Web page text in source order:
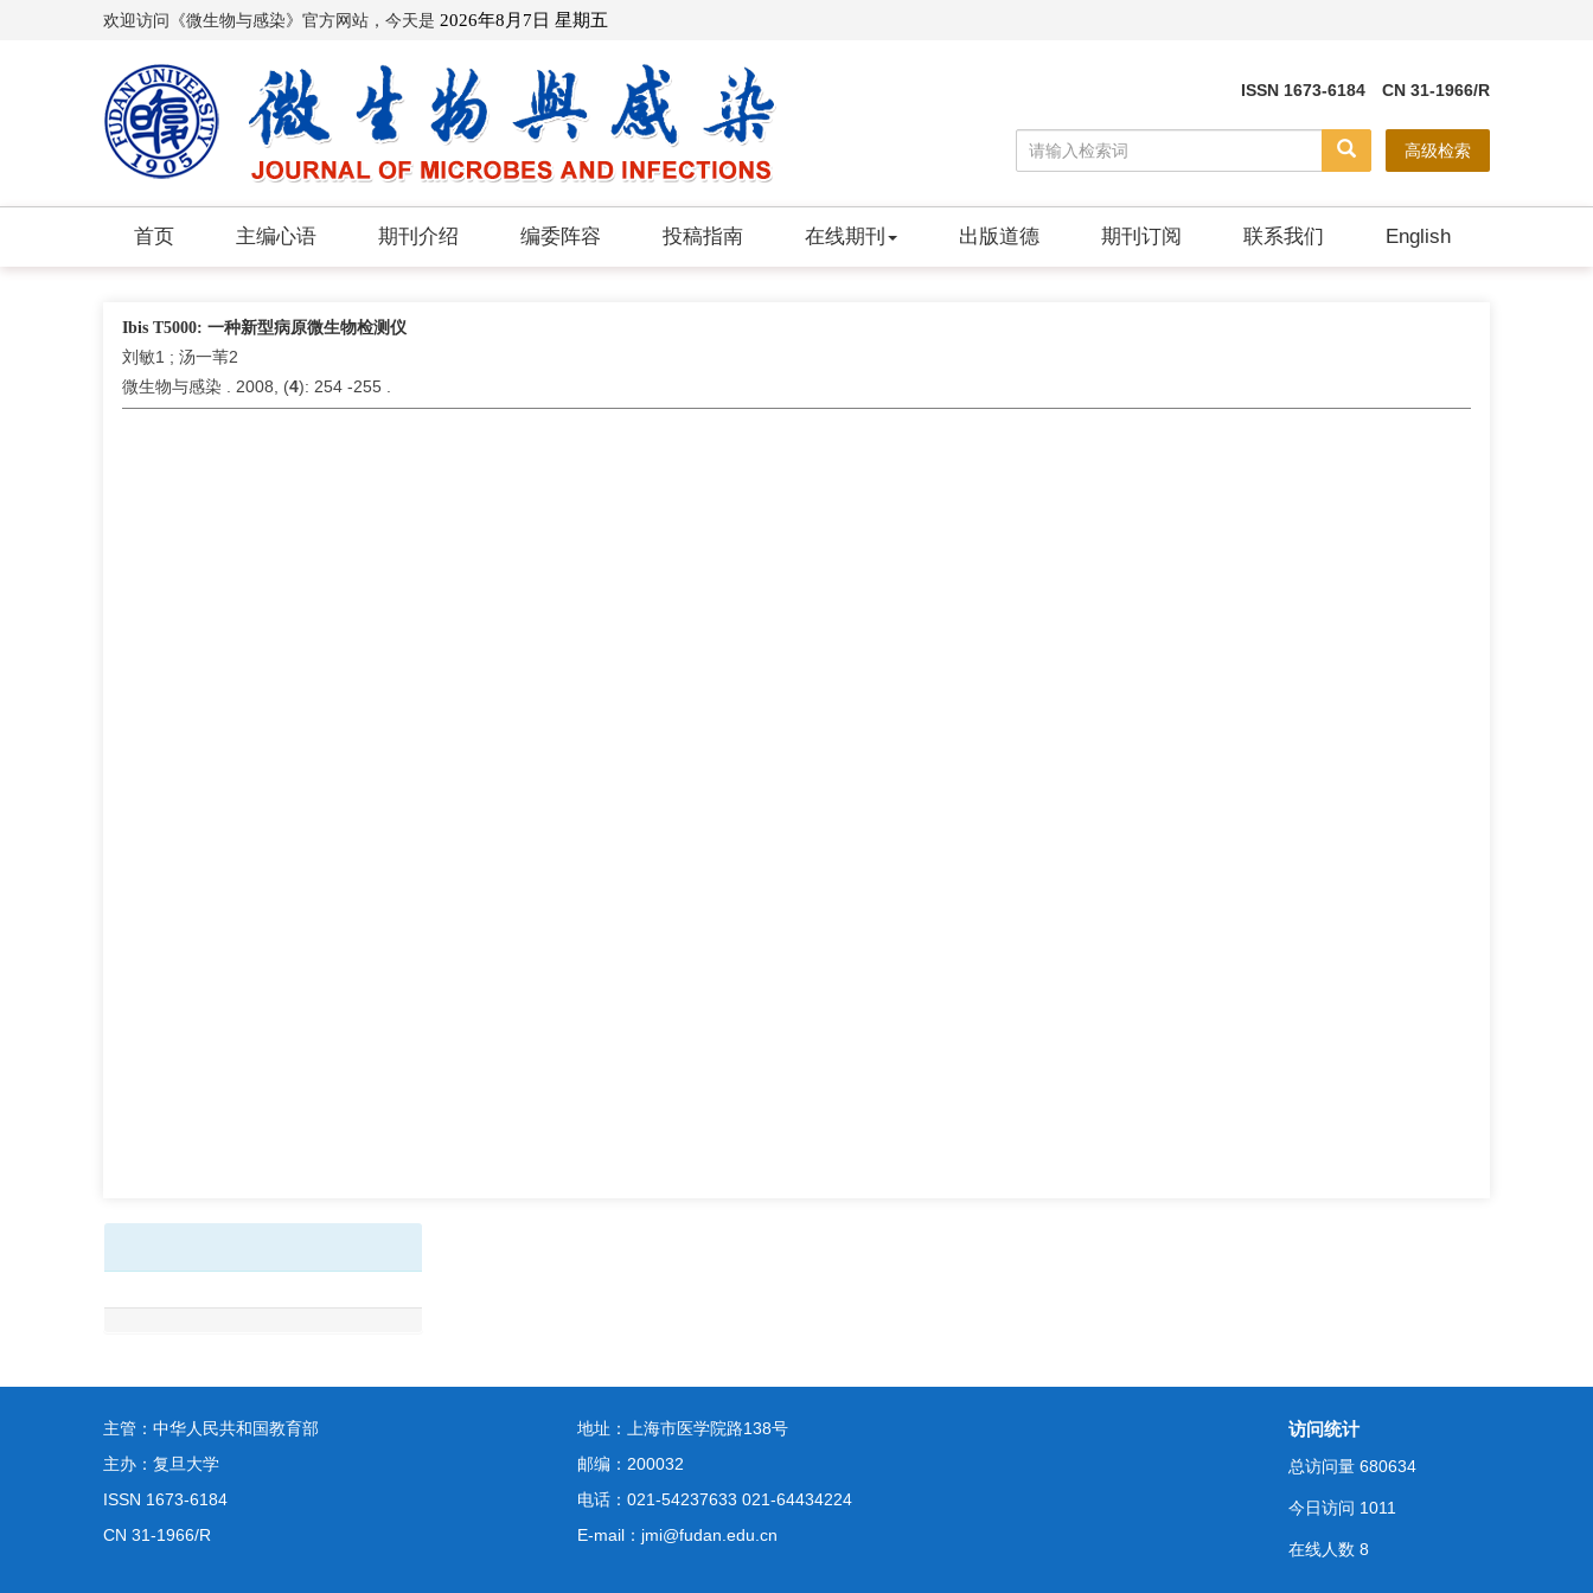
欢迎访问《微生物与感染》官方网站，今天是 2026年8月7日 星期五
ISSN 1673-6184 CN 31-1966/R
高级检索
首页 主编心语 期刊介绍 编委阵容 投稿指南 在线期刊 出版道德 期刊订阅 联系我们 English
Ibis T5000: 一种新型病原微生物检测仪
刘敏1 ; 汤一苇2
微生物与感染 . 2008, (4): 254 -255 .
主管：中华人民共和国教育部
主办：复旦大学
ISSN 1673-6184
CN 31-1966/R
地址：上海市医学院路138号
邮编：200032
电话：021-54237633 021-64434224
E-mail：jmi@fudan.edu.cn
访问统计
总访问量 680634
今日访问 1011
在线人数 8